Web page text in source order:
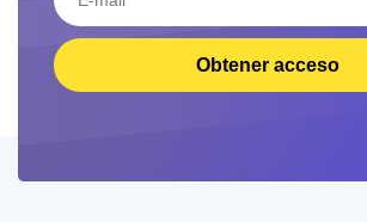
Obtener acceso